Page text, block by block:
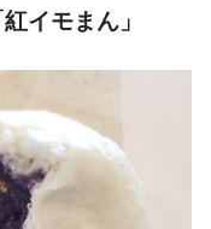
イモまん」